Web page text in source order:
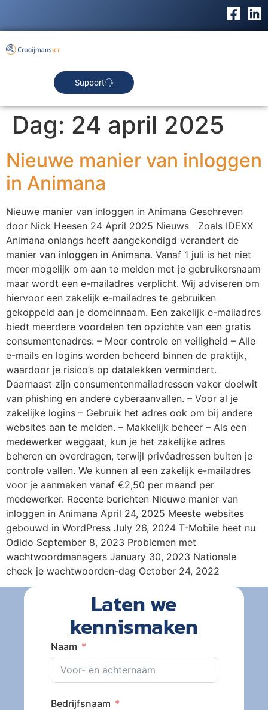
Support
Dag: 24 april 2025
Nieuwe manier van inloggen
in Animana
Nieuwe manier van inloggen in Animana Geschreven
door Nick Heesen 24 April 2025 Nieuws Zoals IDEXX
Animana onlangs heeft aangekondigd verandert de
manier van inloggen in Animana. Vanaf 1 juli is het niet
meer mogelijk om aan te melden met je gebruikersnaam
maar wordt een e-mailadres verplicht. Wij adviseren om
hiervoor een zakelijk e-mailadres te gebruiken
gekoppeld aan je domeinnaam. Een zakelijk e-mailadres
biedt meerdere voordelen ten opzichte van een gratis
consumentenadres: – Meer controle en veiligheid – Alle
e-mails en logins worden beheerd binnen de praktijk,
waardoor je risico’s op datalekken vermindert.
Daarnaast zijn consumentenmailadressen vaker doelwit
van phishing en andere cyberaanvallen. – Voor al je
zakelijke logins – Gebruik het adres ook om bij andere
websites aan te melden. – Makkelijk beheer – Als een
medewerker weggaat, kun je het zakelijke adres
beheren en overdragen, terwijl privéadressen buiten je
controle vallen. We kunnen al een zakelijk e-mailadres
voor je aanmaken vanaf €2,50 per maand per
medewerker. Recente berichten Nieuwe manier van
inloggen in Animana April 24, 2025 Meeste websites
gebouwd in WordPress July 26, 2024 T-Mobile heet nu
Odido September 8, 2023 Problemen met
wachtwoordmanagers January 30, 2023 Nationale
check je wachtwoorden-dag October 24, 2022
Laten we
kennismaken
Naam
Bedrijfsnaam